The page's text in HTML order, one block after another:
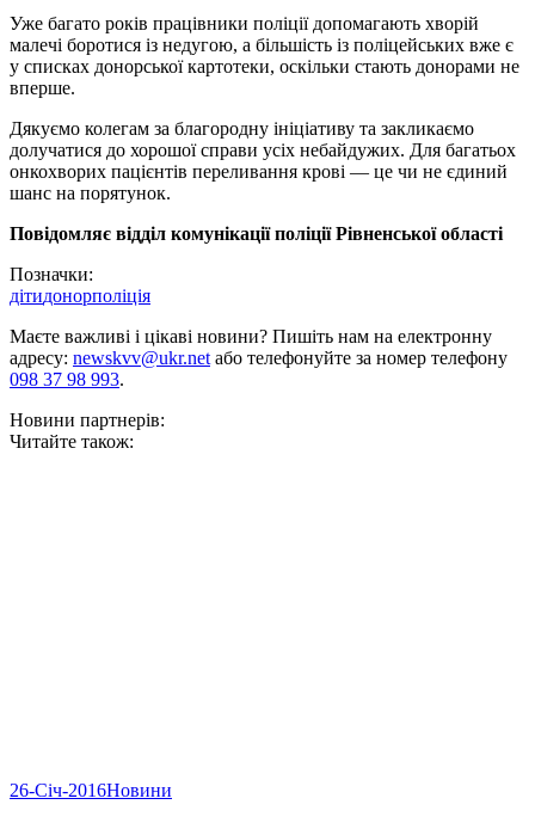
Уже багато років працівники поліції допомагають хворій
малечі боротися із недугою, а більшість із поліцейських вже є
у списках донорської картотеки, оскільки стають донорами не
вперше.
Дякуємо колегам за благородну ініціативу та закликаємо
долучатися до хорошої справи усіх небайдужих. Для багатьох
онкохворих пацієнтів переливання крові — це чи не єдиний
шанс на порятунок.
Повідомляє відділ комунікації поліції Рівненської області
Позначки:
дітидонорполіція
Маєте важливі і цікаві новини? Пишіть нам на електронну
адресу: newskvv@ukr.netабо телефонуйте за номер телефону
098 37 98 993.
Новини партнерів:
Читайте також:
26-Січ-2016Новини